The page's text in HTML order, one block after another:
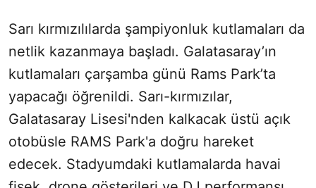
Sarı kırmızılılarda şampiyonluk kutlamaları da
netlik kazanmaya başladı. Galatasaray’ın
kutlamaları çarşamba günü Rams Park’ta
yapacağı öğrenildi. Sarı-kırmızılar,
Galatasaray Lisesi'nden kalkacak üstü açık
otobüsle RAMS Park'a doğru hareket
edecek. Stadyumdaki kutlamalarda havai